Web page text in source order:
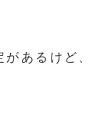
あるけど